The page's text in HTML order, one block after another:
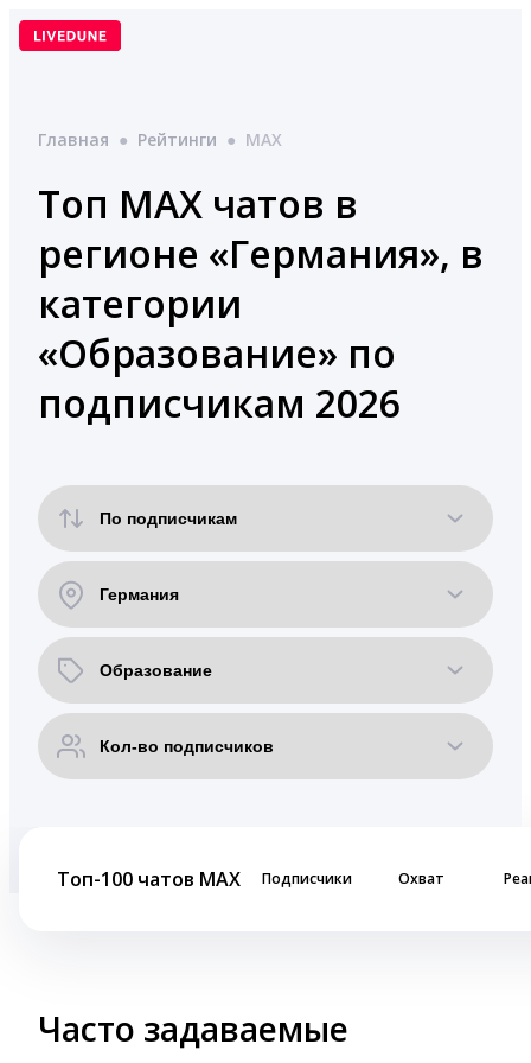
Перейти
Главная ● Рейтинги ● MAX
Топ MAX чатов в
регионе «Германия», в
категории
«Образование» по
подписчикам 2026
Топ-100 чатов MAX Подписчики Охват
Часто задаваемые